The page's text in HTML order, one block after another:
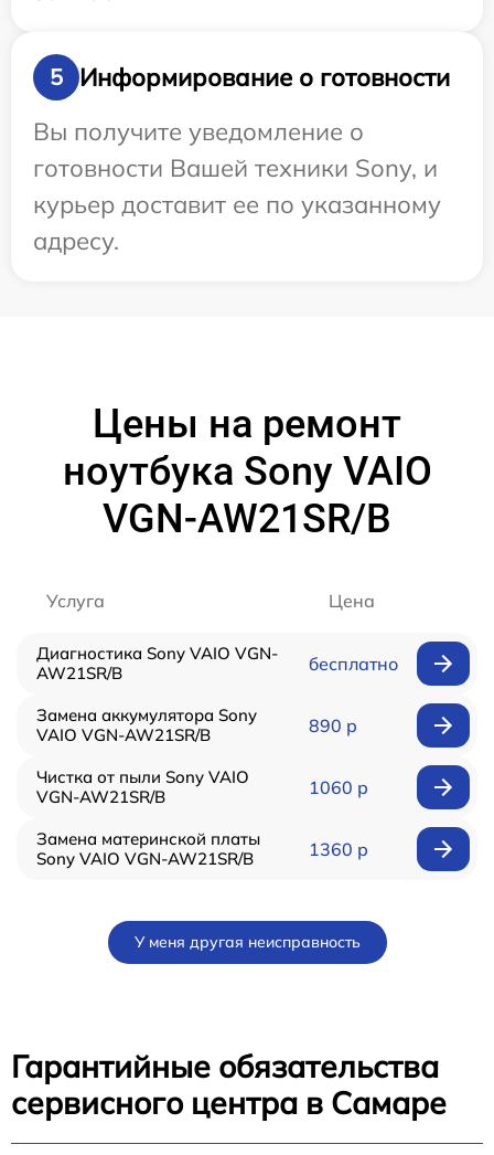
5
Информирование о готовности
Вы получите уведомление о
готовности Вашей техники Sony, и
курьер доставит ее по указанному
адресу.
Цены на ремонт
ноутбука Sony VAIO
VGN-AW21SR/B
Услуга Цена
Диагностика Sony VAIO VGN-
AW21SR/B
бесплатно
Замена аккумулятора Sony
VAIO VGN-AW21SR/B
890 р
Чистка от пыли Sony VAIO
VGN-AW21SR/B
1060 р
Замена материнской платы
Sony VAIO VGN-AW21SR/B
1360 р
У меня другая неисправность
Гарантийные обязательства
сервисного центра в Самаре